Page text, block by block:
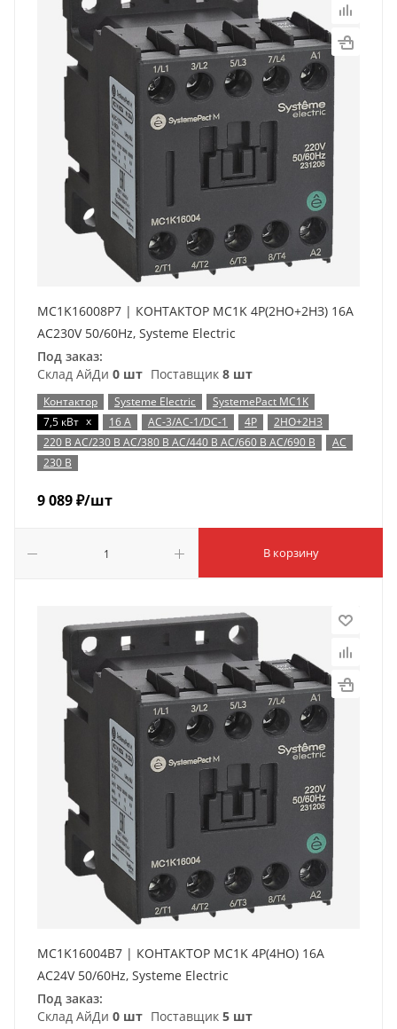
MC1K16008P7 | КОНТАКТОР MC1K 4P(2НО+2НЗ) 16A
AC230V 50/60Hz, Systeme Electric
Под заказ:
Склад АйДи 0 шт Поставщик 8 шт
Контактор Systeme Electric
SystemePact MC1K
7,5 кВт x 16 А AC-3/AC-1/DC-1 4P
2НО+2НЗ
220 В AC/230 В AC/380 В AC/440 В AC/660 В AC/690 В
AC
230 В
9 089₽/шт
В корзину
MC1K16004B7 | КОНТАКТОР MC1K 4P(4НО) 16A
AC24V 50/60Hz, Systeme Electric
Под заказ:
Склад АйДи 0 шт Поставщик 5 шт